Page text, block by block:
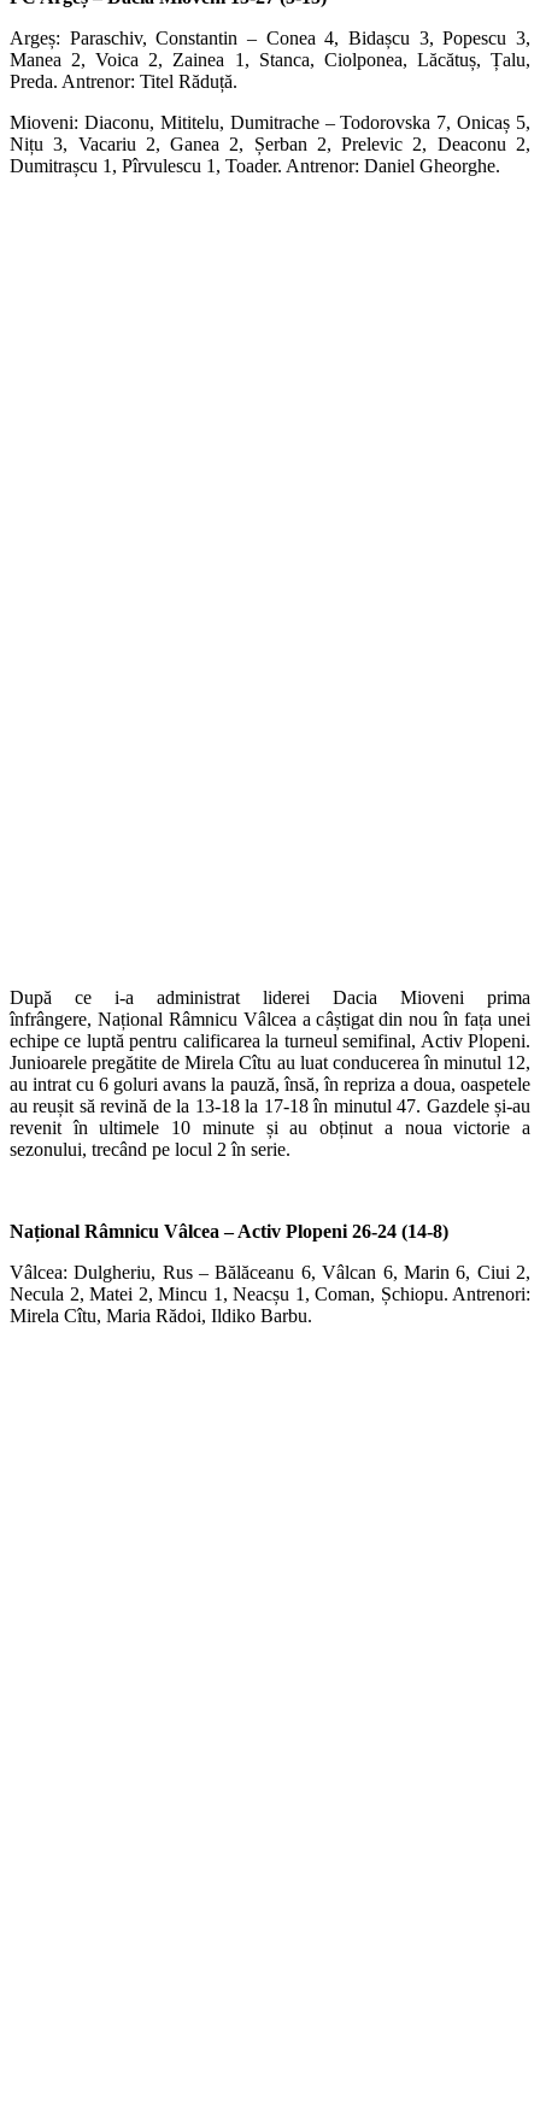
Argeș: Paraschiv, Constantin – Conea 4, Bidașcu 3, Popescu 3,
Manea 2, Voica 2, Zainea 1, Stanca, Ciolponea, Lăcătuș, Țalu,
Preda. Antrenor: Titel Răduță.
Mioveni: Diaconu, Mititelu, Dumitrache – Todorovska 7, Onicaș 5,
Nițu 3, Vacariu 2, Ganea 2, Șerban 2, Prelevic 2, Deaconu 2,
Dumitrașcu 1, Pîrvulescu 1, Toader. Antrenor: Daniel Gheorghe.
După ce i-a administrat liderei Dacia Mioveni prima
înfrângere, Național Râmnicu Vâlcea a câștigat din nou în fața unei
echipe ce luptă pentru calificarea la turneul semifinal, Activ Plopeni.
Junioarele pregătite de Mirela Cîtu au luat conducerea în minutul 12,
au intrat cu 6 goluri avans la pauză, însă, în repriza a doua, oaspetele
au reușit să revină de la 13-18 la 17-18 în minutul 47. Gazdele și-au
revenit în ultimele 10 minute și au obținut a noua victorie a
sezonului, trecând pe locul 2 în serie.
Național Râmnicu Vâlcea – Activ Plopeni 26-24 (14-8)
Vâlcea: Dulgheriu, Rus – Bălăceanu 6, Vâlcan 6, Marin 6, Ciui 2,
Necula 2, Matei 2, Mincu 1, Neacșu 1, Coman, Șchiopu. Antrenori:
Mirela Cîtu, Maria Rădoi, Ildiko Barbu.